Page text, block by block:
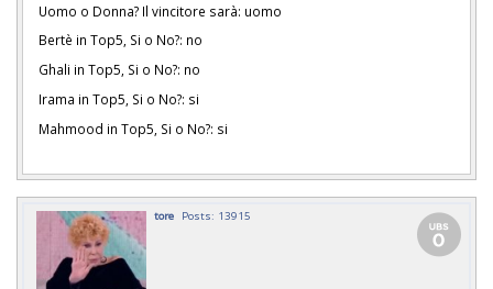
Uomo o Donna? Il vincitore sarà: uomo
Bertè in Top5, Si o No?: no
Ghali in Top5, Si o No?: no
Irama in Top5, Si o No?: si
Mahmood in Top5, Si o No?: si
tore Posts: 13915